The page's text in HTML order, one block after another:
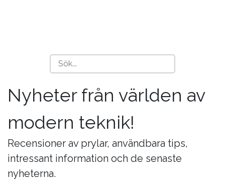
Nyheter från världen av
modern teknik!
Recensioner av prylar, användbara tips,
intressant information och de senaste
nyheterna.